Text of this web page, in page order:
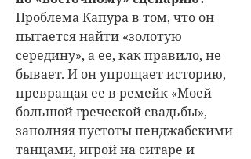
Проблема Капура в том, что он
пытается найти «золотую
середину», а ее, как правило, не
бывает. И он упрощает историю,
превращая ее в ремейк «Моей
большой греческой свадьбы»,
заполняя пустоты пенджабскими
танцами, игрой на ситаре и